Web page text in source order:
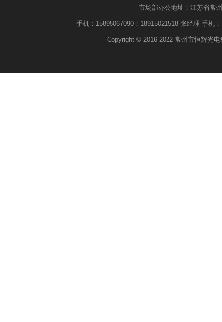
市场部办公地址：江苏省常
手机：15895067090；18915021518 张经理 手机
Copyright © 2016-2022 常州市恒辉光